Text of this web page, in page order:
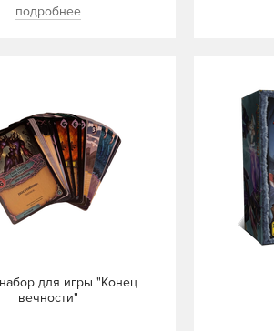
подробнее
для игры "Конец
вечности"